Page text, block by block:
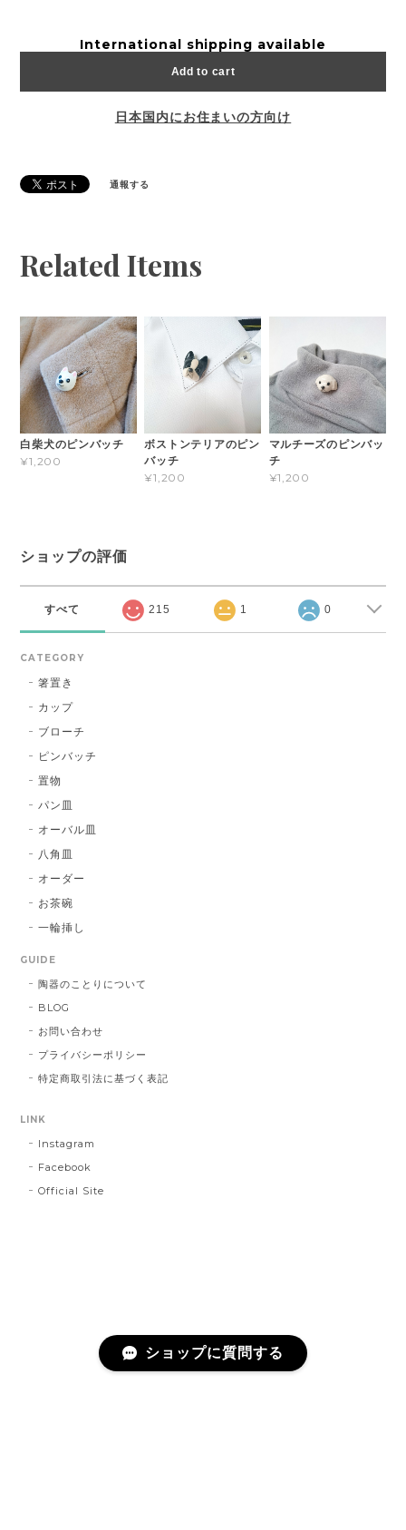
International shipping available
Add to cart
日本国内にお住まいの方向け
通報する
Related Items
白柴犬のピンバッチ
¥1,200
ボストンテリアのピン
バッチ
¥1,200
マルチーズのピンバッ
チ
¥1,200
ショップの評価
すべて 215 1 0
CATEGORY
箸置き
カップ
ブローチ
ピンバッチ
置物
パン皿
オーバル皿
八角皿
オーダー
お茶碗
一輪挿し
GUIDE
陶器のことりについて
BLOG
お問い合わせ
プライバシーポリシー
特定商取引法に基づく表記
LINK
Instagram
Facebook
Official Site
ショップに質問する